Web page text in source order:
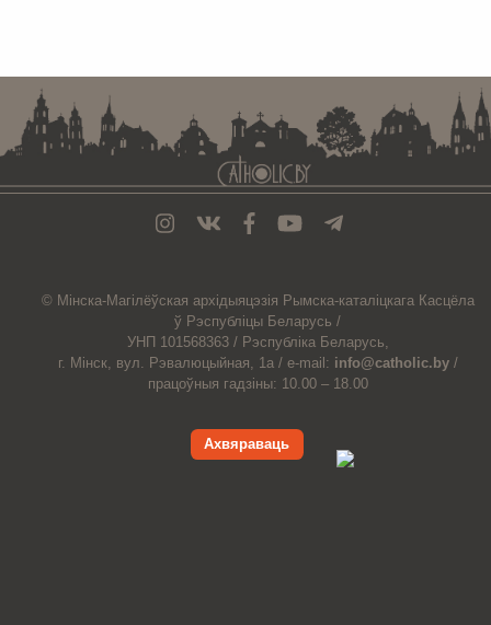
© Мiнска-Магiлёўская архiдыяцэзiя Рымска-каталіцкага Касцёла
ў Рэспубліцы Беларусь /
УНП 101568363 / Рэспубліка Беларусь,
г. Мінск, вул. Рэвалюцыйная, 1а / e-mail: info@catholic.by /
працоўныя гадзіны: 10.00 – 18.00
Ахвяраваць